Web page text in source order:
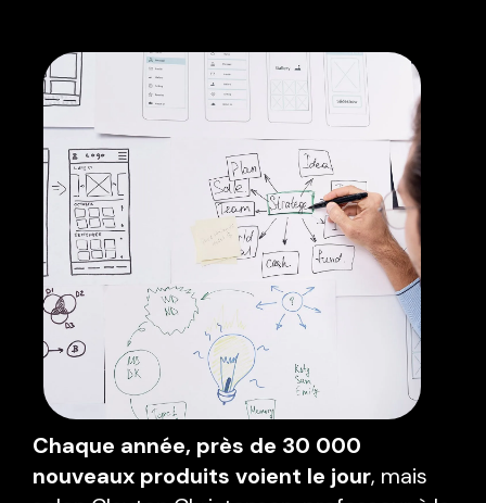
Chaque année, près de 30 000
nouveaux produits voient le jour, mais